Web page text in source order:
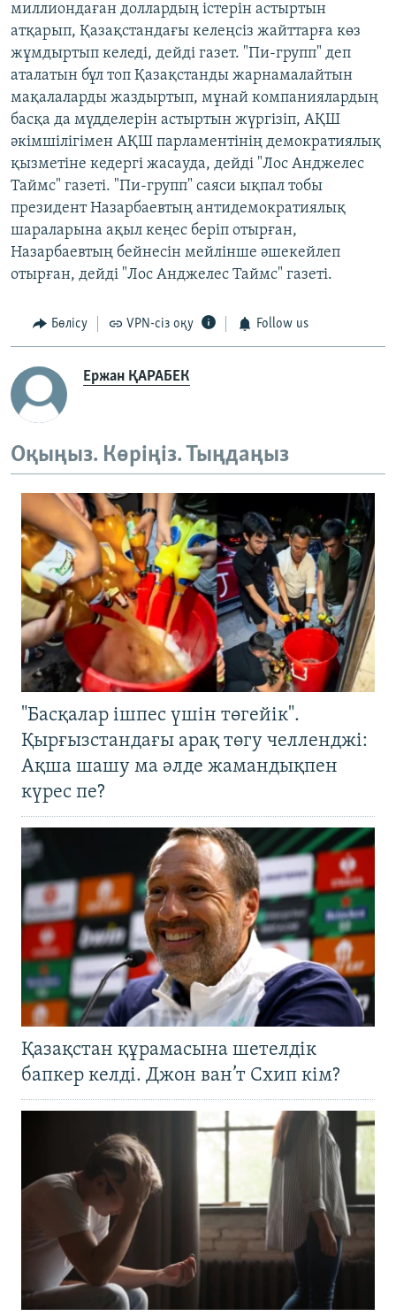
миллиондаған доллардың істерін астыртын
атқарып, Қазақстандағы келеңсіз жайттарға көз
жұмдыртып келеді, дейді газет. "Пи-групп" деп
аталатын бұл топ Қазақстанды жарнамалайтын
мақалаларды жаздыртып, мұнай компаниялардың
басқа да мүдделерін астыртын жүргізіп, АҚШ
әкімшілігімен АҚШ парламентінің демократиялық
қызметіне кедергі жасауда, дейді "Лос Анджелес
Таймс" газеті. "Пи-групп" саяси ықпал тобы
президент Назарбаевтың антидемократиялық
шараларына ақыл кеңес беріп отырған,
Назарбаевтың бейнесін мейлінше әшекейлеп
отырған, дейді "Лос Анджелес Таймс" газеті.
Бөлісу VPN-сіз оқу Follow us
Ержан ҚАРАБЕК
Оқыңыз. Көріңіз. Тыңдаңыз
"Басқалар ішпес үшін төгейік".
Қырғызстандағы арақ төгу челленджі:
Ақша шашу ма әлде жамандықпен
күрес пе?
Қазақстан құрамасына шетелдік
бапкер келді. Джон ван’т Схип кім?